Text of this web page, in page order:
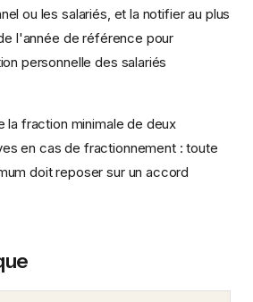
ou les salariés, et la notifier au plus
l'année de référence pour
personnelle des salariés
la fraction minimale de deux
en cas de fractionnement : toute
doit reposer sur un accord